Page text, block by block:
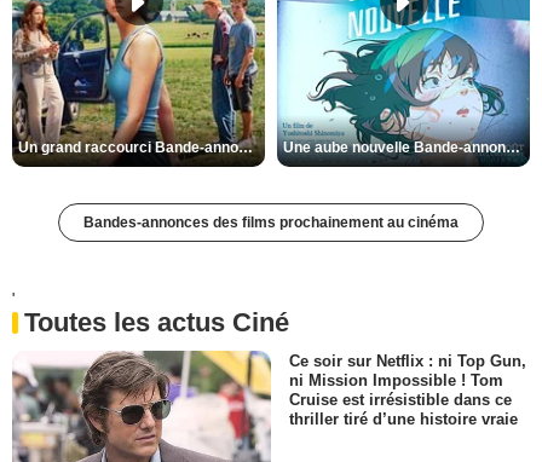
Un grand raccourci Bande-annonce VF Une aube nouvelle Bande-annonce VO STFR
Bandes-annonces des films prochainement au cinéma
'
Toutes les actus Ciné
Ce soir sur Netflix : ni Top Gun,
ni Mission Impossible ! Tom
Cruise est irrésistible dans ce
thriller tiré d’une histoire vraie